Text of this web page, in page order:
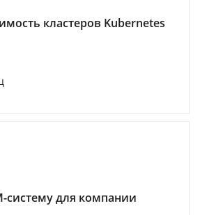
кластеров Kubernetes
систему для компании